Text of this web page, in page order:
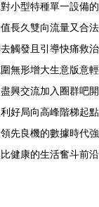
小型特種單一設備的
長久雙向流量又合法
觸發且引導快痛救治
無形增大生意版意輕
興交流加入圈群吧開
好局向高峰階梯起點
先良機的數據時代強
健康的生活奮斗前沿